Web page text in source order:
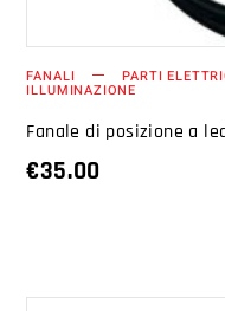
FANALI PARTI
ILLUMINAZIONE
Fanale di posizione a
€35.00